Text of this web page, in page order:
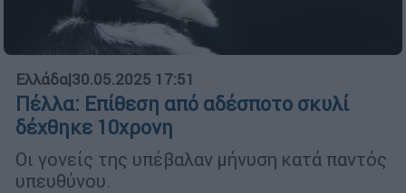
Ελλάδα|30.05.2025 17:51
Πέλλα: Επίθεση από αδέσποτο σκυλί
δέχθηκε 10χρονη
Οι γονείς της υπέβαλαν μήνυση κατά παντός
υπευθύνου.